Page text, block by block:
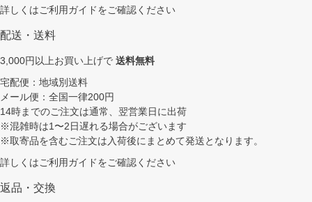
詳しくはご利用ガイドをご確認ください
配送・送料
3,000円以上お買い上げで 送料無料
宅配便：地域別送料
メール便：全国一律200円
14時までのご注文は通常、翌営業日に出荷
※混雑時は1〜2日遅れる場合がございます
※取寄品を含むご注文は入荷後にまとめて発送となります。
詳しくはご利用ガイドをご確認ください
返品・交換